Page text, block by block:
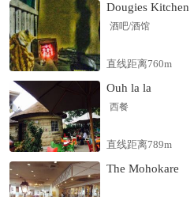
Dougies Kitchen
酒吧/酒馆
直线距离760m
Ouh la la
西餐
直线距离789m
The Mohokare